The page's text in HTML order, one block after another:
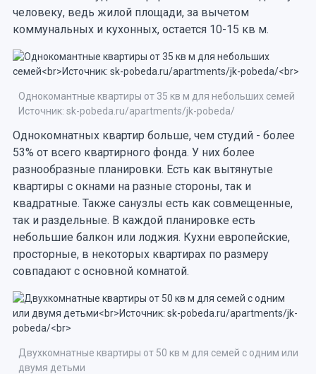
человеку, ведь жилой площади, за вычетом
коммунальных и кухонных, остается 10-15 кв м.
Однокомантные квартиры от 35 кв м для небольших семей
Источник: sk-pobeda.ru/apartments/jk-pobeda/
Однокомнатных квартир больше, чем студий - более
53% от всего квартирного фонда. У них более
разнообразные планировки. Есть как вытянутые
квартиры с окнами на разные стороны, так и
квадратные. Также санузлы есть как совмещенные,
так и раздельные. В каждой планировке есть
небольшие балкон или лоджия. Кухни европейские,
просторные, в некоторых квартирах по размеру
совпадают с основной комнатой.
Двухкомнатные квартиры от 50 кв м для семей с одним или
двумя детьми